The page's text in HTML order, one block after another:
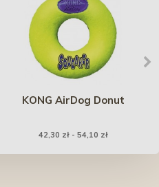
KONG AirDog Donut
42,30 zł - 54,10 zł